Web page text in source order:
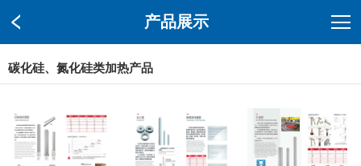
产品展示
碳化硅、氮化硅类加热产品